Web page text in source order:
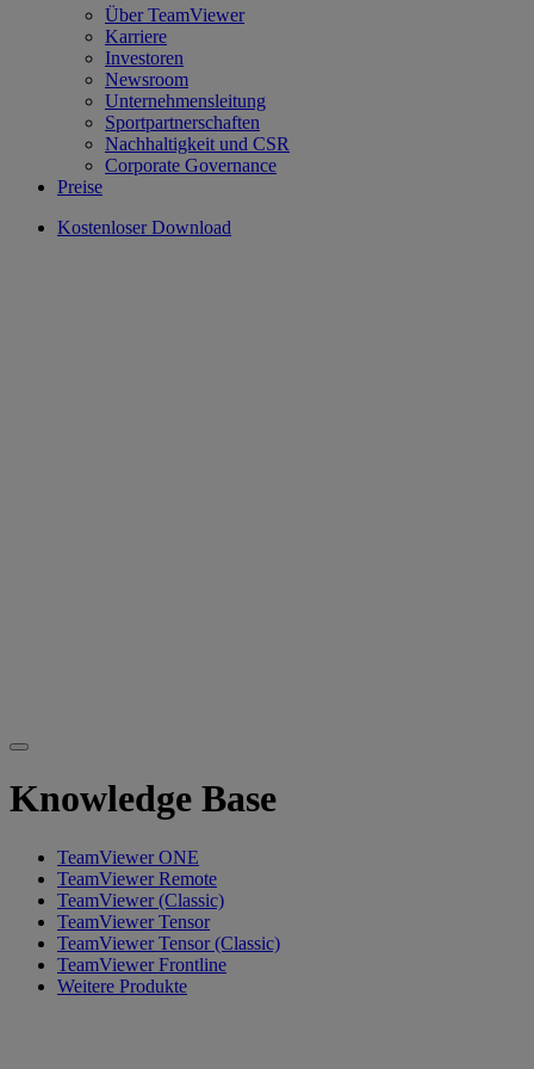
Über TeamViewer
Karriere
Investoren
Newsroom
Unternehmensleitung
Sportpartnerschaften
Nachhaltigkeit und CSR
Corporate Governance
Preise
Kostenloser Download
Knowledge Base
TeamViewer ONE
TeamViewer Remote
TeamViewer (Classic)
TeamViewer Tensor
TeamViewer Tensor (Classic)
TeamViewer Frontline
Weitere Produkte